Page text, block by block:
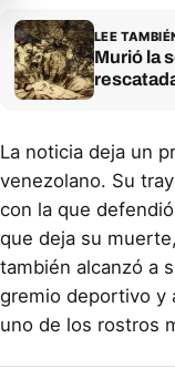
LEE
Murió la
La noticia deja un
venezolano. Su
con la que
que deja su
también alcanzó a
gremio deportivo y
uno de los rostros